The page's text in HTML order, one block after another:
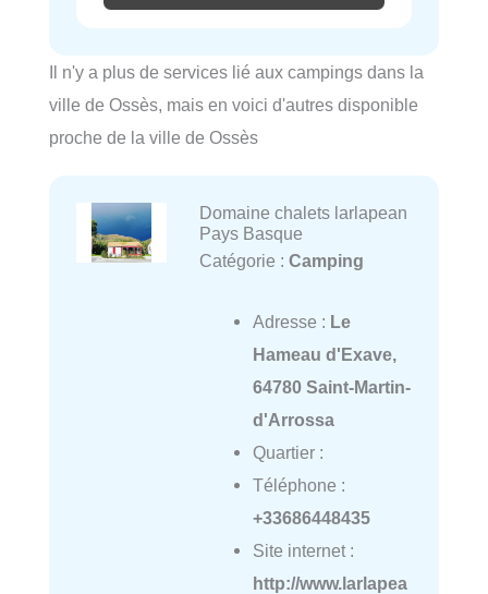
Il n'y a plus de services lié aux campings dans la
ville de Ossès, mais en voici d'autres disponible
proche de la ville de Ossès
Domaine chalets larlapean
Pays Basque
Catégorie : Camping
Adresse : Le
Hameau d'Exave,
64780 Saint-Martin-
d'Arrossa
Quartier :
Téléphone :
+33686448435
Site internet :
http://www.larlapea